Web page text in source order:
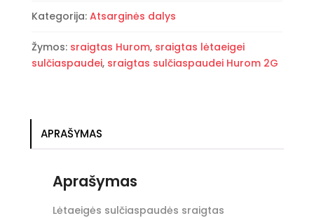
Kategorija: Atsarginės dalys
Žymos: sraigtas Hurom, sraigtas lėtaeigei
sulčiaspaudei, sraigtas sulčiaspaudei Hurom 2G
APRAŠYMAS
Aprašymas
Lėtaeigės sulčiaspaudės sraigtas